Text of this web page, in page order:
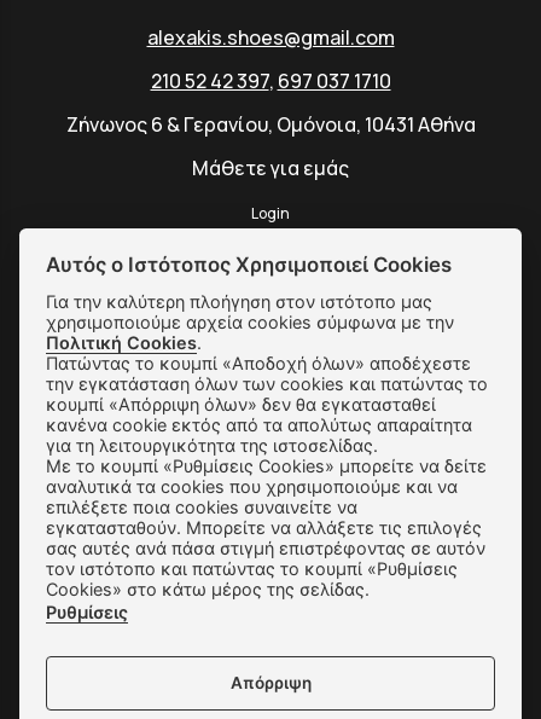
alexakis.shoes@gmail.com
210 52 42 397, 697 037 1710
Ζήνωνος 6 & Γερανίου, Ομόνοια, 10431 Αθήνα
Μάθετε για εμάς
Login
SUBSCRIBE
Αποστολές & Αλλαγές
Τρόποι Παραγγελίας & Πληρωμής
Όροι Χρήσης & Ασφάλεια
Πολιτική Απορρήτου
Ρυθμίσεις Cookies
Αυτός ο Ιστότοπος Χρησιμοποιεί Cookies
Για την καλύτερη πλοήγηση στον ιστότοπο μας
χρησιμοποιούμε αρχεία cookies σύμφωνα με την
Πολιτική Cookies.
Πατώντας το κουμπί «Αποδοχή όλων» αποδέχεστε
την εγκατάσταση όλων των cookies και πατώντας το
κουμπί «Απόρριψη όλων» δεν θα εγκατασταθεί
κανένα cookie εκτός από τα απολύτως απαραίτητα
για τη λειτουργικότητα της ιστοσελίδας.
Με το κουμπί «Ρυθμίσεις Cookies» μπορείτε να δείτε
αναλυτικά τα cookies που χρησιμοποιούμε και να
επιλέξετε ποια cookies συναινείτε να
εγκατασταθούν. Μπορείτε να αλλάξετε τις επιλογές
σας αυτές ανά πάσα στιγμή επιστρέφοντας σε αυτόν
τον ιστότοπο και πατώντας το κουμπί «Ρυθμίσεις
Cookies» στο κάτω μέρος της σελίδας.
Ρυθμίσεις
Απόρριψη